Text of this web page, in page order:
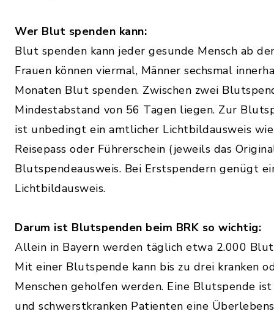
Wer Blut spenden kann:
Blut spenden kann jeder gesunde Mensch ab
Frauen können viermal, Männer sechsmal
Monaten Blut spenden. Zwischen zwei
Mindestabstand von 56 Tagen liegen. Zur
ist unbedingt ein amtlicher Lichtbildausweis wie
Reisepass oder Führerschein (jeweils das
Blutspendeausweis. Bei Erstspendern genügt
Lichtbildausweis.
Darum ist Blutspenden beim BRK so wichtig:
Allein in Bayern werden täglich etwa 2.000
Mit einer Blutspende kann bis zu drei kranken
Menschen geholfen werden. Eine Blutspende
und schwerstkranken Patienten eine